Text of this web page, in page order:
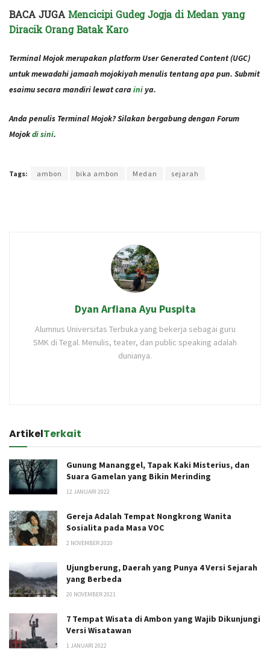
BACA JUGAMencicipi Gudeg Jogja di Medan yang
Diracik Orang Batak Karo
Terminal Mojok merupakan platform User Generated Content (UGC)
untuk mewadahi jamaah mojokiyah menulis tentang apa pun. Submit
esaimu secara mandiri lewat caraini ya.
Anda penulis Terminal Mojok? Silakan bergabung dengan Forum
Mojokdi sini.
Tags: ambon bika ambon Medan sejarah
Dyan Arfiana Ayu Puspita
Alumnus Universitas Terbuka yang bekerja sebagai guru
SMK di Tegal. Menulis, teater, dan public speaking adalah
dunianya.
ArtikelTerkait
Gunung Mananggel, Tapak Kaki Misterius, dan
Suara Gamelan yang Bikin Merinding
12 JANUARI 2022
Gereja Adalah Tempat Nongkrong Wanita
Sosialita pada Masa VOC
2 NOVEMBER 2020
Ujungberung, Daerah yang Punya 4 Versi Sejarah
yang Berbeda
20 NOVEMBER 2021
7 Tempat Wisata di Ambon yang Wajib Dikunjungi
Versi Wisatawan
1 JANUARI 2022